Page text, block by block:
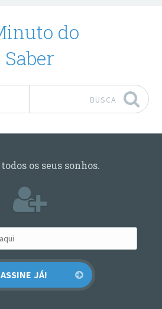
BUSCA
os seus sonhos.